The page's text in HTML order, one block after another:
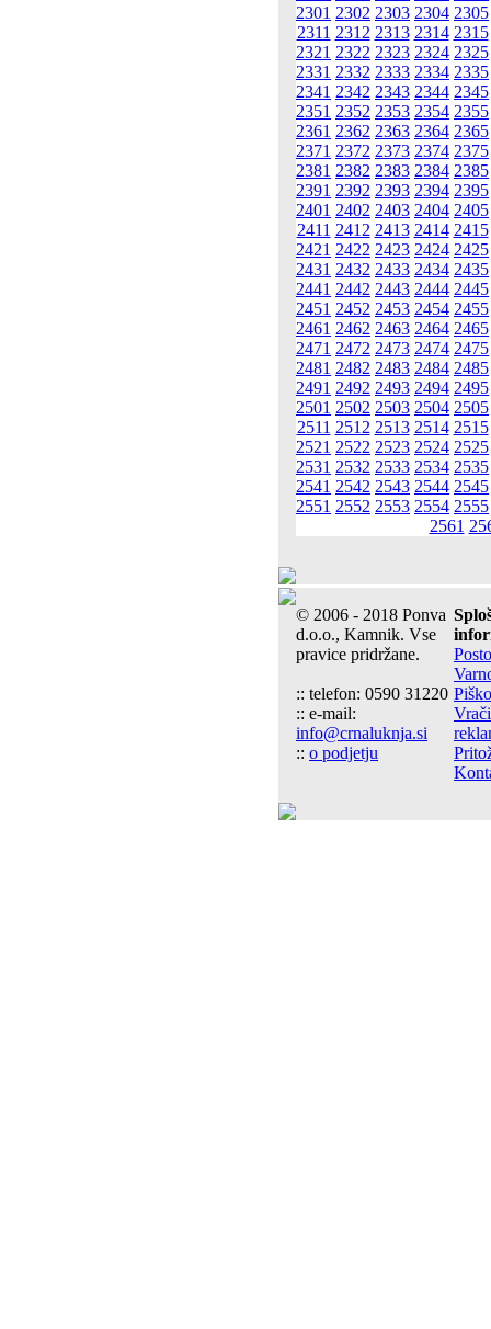
2301 2302 2303 2304 2305
2311 2312 2313 2314 2315
2321 2322 2323 2324 2325
2331 2332 2333 2334 2335
2341 2342 2343 2344 2345
2351 2352 2353 2354 2355
2361 2362 2363 2364 2365
2371 2372 2373 2374 2375
2381 2382 2383 2384 2385
2391 2392 2393 2394 2395
2401 2402 2403 2404 2405
2411 2412 2413 2414 2415
2421 2422 2423 2424 2425
2431 2432 2433 2434 2435
2441 2442 2443 2444 2445
2451 2452 2453 2454 2455
2461 2462 2463 2464 2465
2471 2472 2473 2474 2475
2481 2482 2483 2484 2485
2491 2492 2493 2494 2495
2501 2502 2503 2504 2505
2511 2512 2513 2514 2515
2521 2522 2523 2524 2525
2531 2532 2533 2534 2535
2541 2542 2543 2544 2545
2551 2552 2553 2554 2555
2561
© 2006 - 2018 Ponva
d.o.o., Kamnik. Vse
pravice pridržane.
:: telefon: 0590 31220
:: e-mail:
info@crnaluknja.si
:: o podjetju